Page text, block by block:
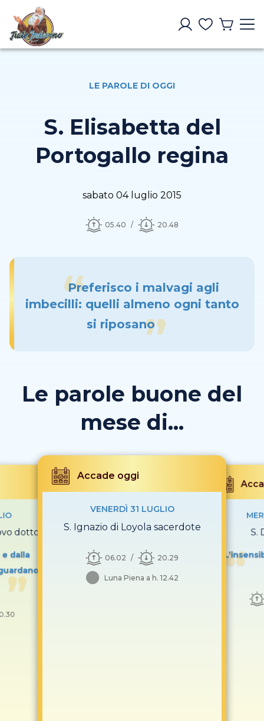
LE PAROLE DI OGGI
S. Elisabetta del
Portogallo regina
sabato 04 luglio 2015
05.40 20.48
Preferisco i malvagi agli
imbecilli: quelli almeno ogni tanto
si riposano
Le parole buone del
mese di...
dottore
dalla
Accade oggi
VENERDÌ 31 LUGLIO
S. Ignazio di Loyola sacerdote
06.02 20.29
Luna Piena a h. 12.42
S.